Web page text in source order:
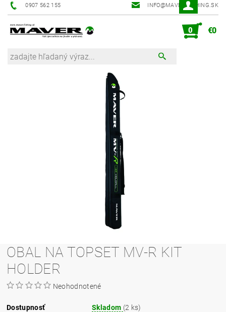
0907 562 155 INFO@MAVER-FISHING.SK
0 €0
OBAL NA TOPSET MV-R KIT
HOLDER
Neohodnotené
Dostupnosť Skladom (2 ks)